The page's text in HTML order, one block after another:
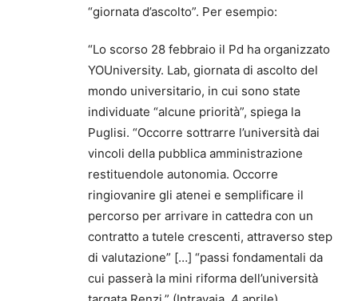
“giornata d’ascolto”. Per esempio:
“Lo scorso 28 febbraio il Pd ha organizzato
YOUniversity. Lab, giornata di ascolto del
mondo universitario, in cui sono state
individuate “alcune priorità”, spiega la
Puglisi. “Occorre sottrarre l’università dai
vincoli della pubblica amministrazione
restituendole autonomia. Occorre
ringiovanire gli atenei e semplificare il
percorso per arrivare in cattedra con un
contratto a tutele crescenti, attraverso step
di valutazione” […] “passi fondamentali da
cui passerà la mini riforma dell’università